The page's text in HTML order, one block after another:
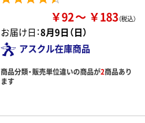
￥92 ￥183
お届け日：8月9日（日）
アスクル在庫商品
商品分類・販売単位違いの商品が2商品あり
ます